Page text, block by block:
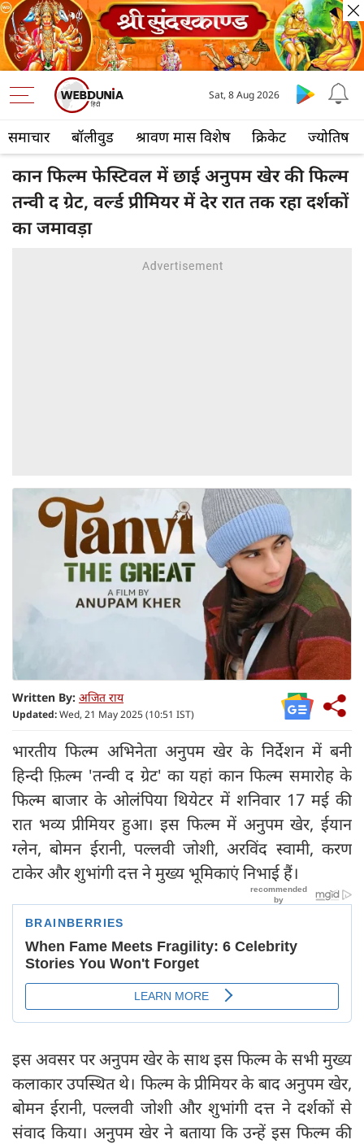
समाचार बॉलीवुड श्रावण मास विशेष क्रिकेट ज्योतिष
Sat, 8 Aug 2026
कान फिल्म फेस्टिवल में छाई अनुपम खेर की फिल्म
तन्वी द ग्रेट, वर्ल्ड प्रीमियर में देर रात तक रहा दर्शकों
का जमावड़ा
Written By: अजित राय
Updated:Wed, 21 May 2025 (10:51 IST)
भारतीय फिल्म अभिनेता अनुपम खेर के निर्देशन में बनी
हिन्दी फ़िल्म 'तन्वी द ग्रेट' का यहां कान फिल्म समारोह के
फिल्म बाजार के ओलंपिया थियेटर में शनिवार 17 मई की
रात भव्य प्रीमियर हुआ। इस फिल्म में अनुपम खेर, ईयान
ग्लेन, बोमन ईरानी, पल्लवी जोशी, अरविंद स्वामी, करण
टाकेर और शुभांगी दत्त ने मुख्य भूमिकाएं निभाई हैं।
इस अवसर पर अनुपम खेर के साथ इस फिल्म के सभी मुख्य
कलाकार उपस्थित थे। फिल्म के प्रीमियर के बाद अनुपम खेर,
बोमन ईरानी, पल्लवी जोशी और शुभांगी दत्त ने दर्शकों से
संवाद किया। अनुपम खेर ने बताया कि उन्हें इस फिल्म की